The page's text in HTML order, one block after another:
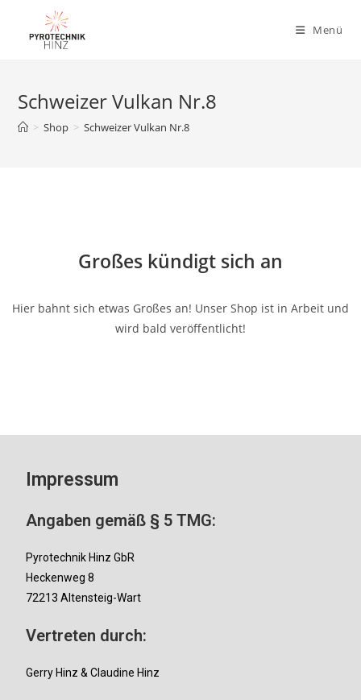
Menü
Schweizer Vulkan Nr.8
> Shop > Schweizer Vulkan Nr.8
Großes kündigt sich an
Hier bahnt sich etwas Großes an! Unser Shop ist in Arbeit und
wird bald veröffentlicht!
Impressum
Angaben gemäß § 5 TMG:
Pyrotechnik Hinz GbR
Heckenweg 8
72213 Altensteig-Wart
Vertreten durch:
Gerry Hinz & Claudine Hinz